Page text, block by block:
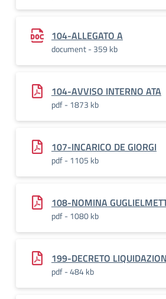
104-ALLEGATO A
document - 359 kb
104-AVVISO INTERNO ATA
pdf - 1873 kb
107-INCARICO DE GIORGI
pdf - 1105 kb
108-NOMINA
pdf - 1080 kb
199-DECRETO
pdf - 484 kb